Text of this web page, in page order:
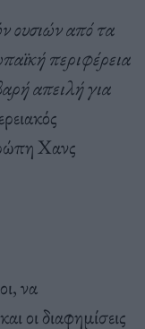
ουσιών από τα
περιφέρεια
απειλή για
Χανς
να
οι διαφημίσεις